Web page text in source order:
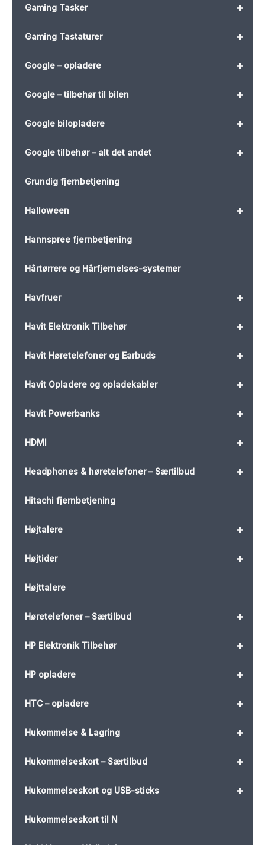
+
Gaming Tasker
+
Gaming Tastaturer
+
Google – opladere
+
Google – tilbehør til bilen
+
Google bilopladere
+
Google tilbehør – alt det andet
Grundig fjernbetjening
+
Halloween
Hannspree fjernbetjening
Hårtørrere og Hårfjernelses-systemer
+
Havfruer
+
Havit Elektronik Tilbehør
+
Havit Høretelefoner og Earbuds
+
Havit Opladere og opladekabler
+
Havit Powerbanks
+
HDMI
+
Headphones & høretelefoner – Særtilbud
Hitachi fjernbetjening
+
Højtalere
+
Højtider
Højttalere
+
Høretelefoner – Særtilbud
+
HP Elektronik Tilbehør
+
HP opladere
+
HTC – opladere
+
Hukommelse & Lagring
+
Hukommelseskort – Særtilbud
+
Hukommelseskort og USB-sticks
Hukommelseskort til N